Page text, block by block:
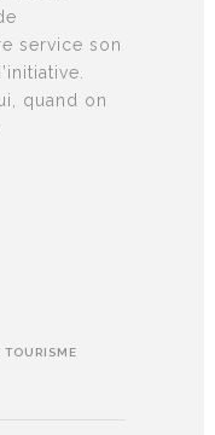
service son
quand on